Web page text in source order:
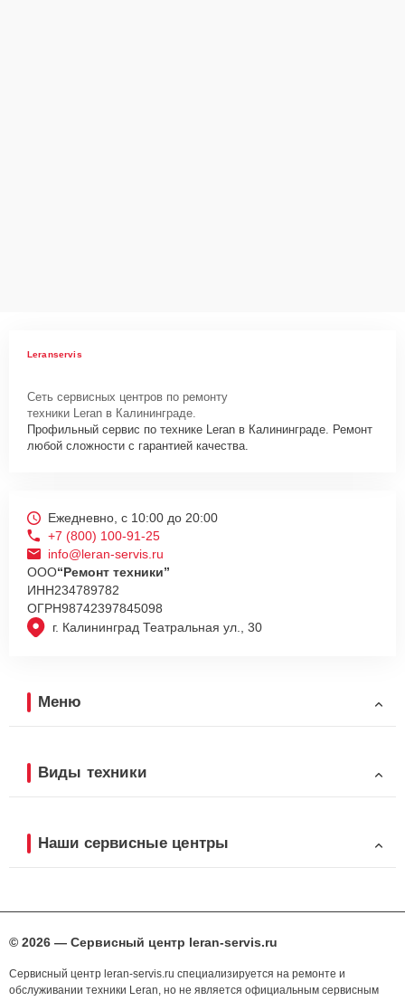
Leranservis
Сеть сервисных центров по ремонту
техники Leran в Калининграде.
Профильный сервис по технике Leran в Калининграде. Ремонт
любой сложности с гарантией качества.
г. Калининград Театральная ул., 30
Ежедневно, с 10:00 до 20:00
+7 (800) 100-91-25
info@leran-servis.ru
ООО“Ремонт техники”
ИНН234789782
ОГРН98742397845098
Меню
Виды техники
Наши сервисные центры
© 2026 — Сервисный центр leran-servis.ru
Сервисный центр leran-servis.ru специализируется на ремонте и
обслуживании техники Leran, но не является официальным сервисным